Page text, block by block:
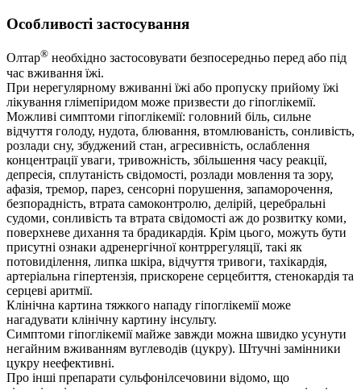
Особливості застосування
Олтар® необхідно застосовувати безпосередньо перед або під
час вживання їжі.
При нерегулярному вживанні їжі або пропуску прийому їжі
лікування глімепіридом може призвести до гіпоглікемії.
Можливі симптоми гіпоглікемії: головний біль, сильне
відчуття голоду, нудота, блювання, втомлюваність, сонливість,
розлади сну, збуджений стан, агресивність, ослаблення
концентрації уваги, тривожність, збільшення часу реакції,
депресія, сплутаність свідомості, розлади мовлення та зору,
афазія, тремор, парез, сенсорні порушення, запаморочення,
безпорадність, втрата самоконтролю, делірій, церебральні
судоми, сонливість та втрата свідомості аж до розвитку коми,
поверхневе дихання та брадикардія. Крім цього, можуть бути
присутні ознаки адренергічної контррегуляції, такі як
потовиділення, липка шкіра, відчуття тривоги, тахікардія,
артеріальна гіпертензія, прискорене серцебиття, стенокардія та
серцеві аритмії.
Клінічна картина тяжкого нападу гіпоглікемії може
нагадувати клінічну картину інсульту.
Симптоми гіпоглікемії майже завжди можна швидко усунути
негайним вживанням вуглеводів (цукру). Штучні замінники
цукру неефективні.
Про інші препарати сульфонілсечовини відомо, що